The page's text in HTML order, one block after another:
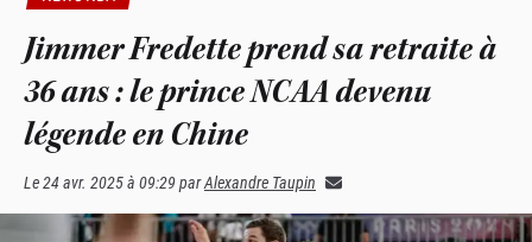
Jimmer Fredette prend sa retraite à
36 ans : le prince NCAA devenu
légende en Chine
Le24 avr. 2025 à 09:29parAlexandre Taupin